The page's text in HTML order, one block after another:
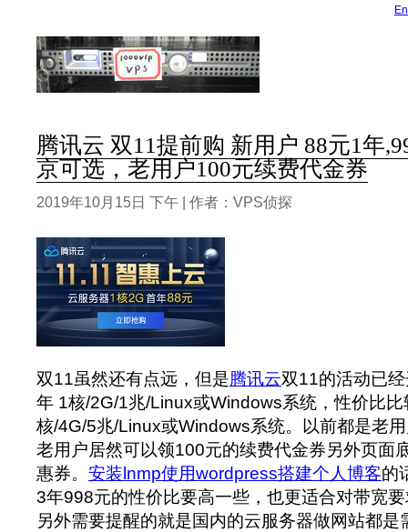
腾讯云 双11提前购 新用户 88元1年
京可选，老用户100元续费代金券
2019年10月15日 下午 | 作者：VPS侦探
双11虽然还有点远，但是腾讯云双11的活动已
年 1核/2G/1兆/Linux或Windows系统，性价比
核/4G/5兆/Linux或Windows系统。以前都是老
老用户居然可以领100元的续费代金券另外页面
惠券。 安装lnmp使用wordpress搭建个人博客的
3年998元的性价比要高一些，也更适合对带宽
另外需要提醒的就是国内的云服务器做网站都是